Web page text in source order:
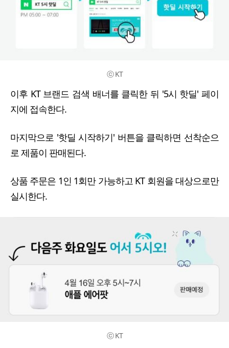
ⓒ KT
이후 KT 브랜드 검색 배너를 클릭한 뒤 '5시 핫딜' 페이
지에 접속한다.
마지막으로 '핫딜 시작하기' 버튼을 클릭하면 선착순으
로 제품이 판매된다.
상품 주문은 1인 1회만 가능하고 KT 회원을 대상으로만
실시한다.
ⓒ KT